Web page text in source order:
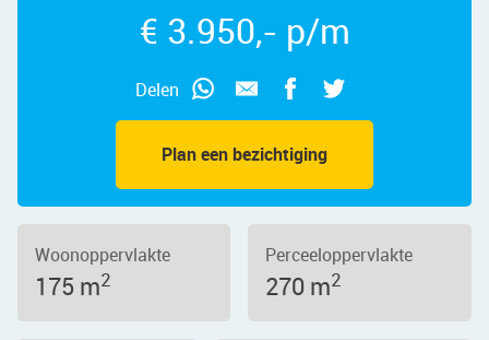
Plan een bezichtiging
Delen
€ 3.950,- p/m
Woonoppervlakte
175 m2
Perceeloppervlakte
270 m2